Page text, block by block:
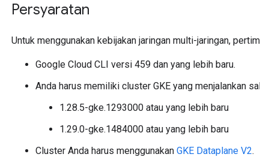
Persyaratan
Untuk menggunakan kebijakan jaringan multi-jaringan,
Google Cloud CLI versi 459 dan yang lebih baru.
Anda harus memiliki cluster GKE yang menjalankan
1.28.5-gke.1293000 atau yang lebih baru
1.29.0-gke.1484000 atau yang lebih baru
Cluster Anda harus menggunakan GKE Dataplane V2.